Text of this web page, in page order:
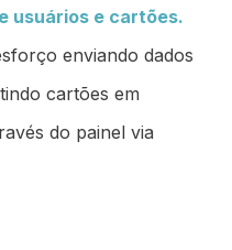
usuários e cartões.
enviando dados
cartões em
do painel via